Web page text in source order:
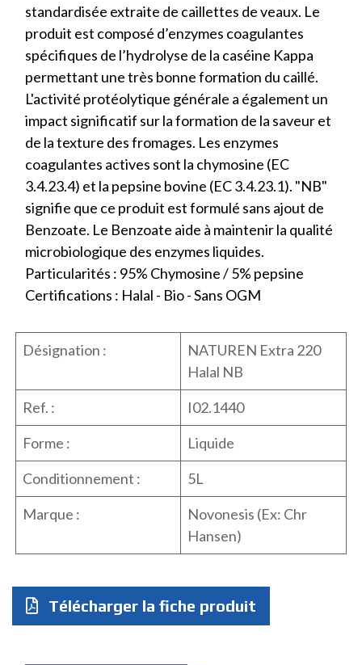
standardisée extraite de caillettes de veaux. Le
produit est composé d’enzymes coagulantes
spécifiques de l’hydrolyse de la caséine Kappa
permettant une très bonne formation du caillé.
L'activité protéolytique générale a également un
impact significatif sur la formation de la saveur et
de la texture des fromages. Les enzymes
coagulantes actives sont la chymosine (EC
3.4.23.4) et la pepsine bovine (EC 3.4.23.1). "NB"
signifie que ce produit est formulé sans ajout de
Benzoate. Le Benzoate aide à maintenir la qualité
microbiologique des enzymes liquides.
Particularités : 95% Chymosine / 5% pepsine
Certifications : Halal - Bio - Sans OGM
Désignation :
NATUREN Extra 220
Halal NB
Ref. :
I02.1440
Forme :
Liquide
Conditionnement :
5L
Marque :
Novonesis (Ex: Chr
Hansen)
Télécharger la fiche produit